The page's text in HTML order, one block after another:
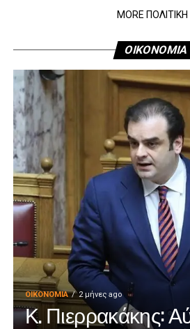
MORE ΠΟΛΙΤΙΚΗ
ΟΙΚΟΝΟΜΙΑ
ΟΙΚΟΝΟΜΊΑ 2 μήνες ago
Κ. Πιερρακάκης: